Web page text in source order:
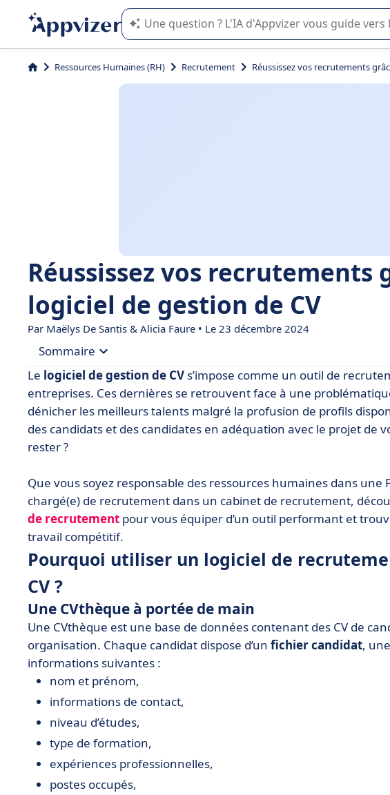
L'IA de Appvizer vous guide dans l'utilisation ou la
Ressources Humaines (RH) Recrutement Réussissez vos recrutements
Réussissez vos recrutements
logiciel de gestion de CV
Par Maëlys De Santis & Alicia Faure • Le 23 décembre 2024
Sommaire
• Pourquoi utiliser un logiciel de recrutement pour la gestion de
• Automatisez vos processus de recrutement
• Tableau comparatif de logiciels de gestion de CV : faites
Le logiciel de gestion de CV s’impose comme un outil de
entreprises. Ces dernières se retrouvent face à une
dénicher les meilleurs talents malgré la profusion de profils
des candidats et des candidates en adéquation avec le projet de
rester ?
Que vous soyez responsable des ressources humaines dans une
chargé(e) de recrutement dans un cabinet de recrutement,
de recrutement pour vous équiper d’un outil performant et
travail compétitif.
Pourquoi utiliser un logiciel de
CV ?
Une CVthèque à portée de main
Une CVthèque est une base de données contenant des CV de
organisation. Chaque candidat dispose d’un fichier candidat,
informations suivantes :
nom et prénom,
informations de contact,
niveau d’études,
type de formation,
expériences professionnelles,
postes occupés,